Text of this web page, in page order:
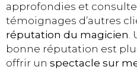
approfondies et
témoignages d’autres
réputation du magicien.
bonne réputation est
offrir un spectacle sur